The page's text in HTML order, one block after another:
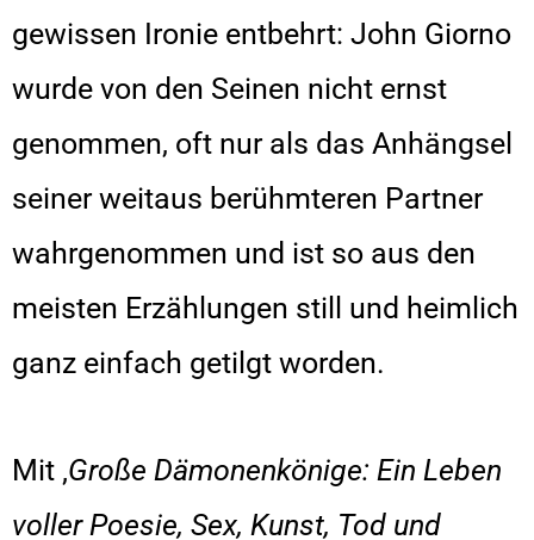
gewissen Ironie entbehrt: John Giorno
wurde von den Seinen nicht ernst
genommen, oft nur als das Anhängsel
seiner weitaus berühmteren Partner
wahrgenommen und ist so aus den
meisten Erzählungen still und heimlich
ganz einfach getilgt worden.
Mit ‚Große Dämonenkönige: Ein Leben
voller Poesie, Sex, Kunst, Tod und